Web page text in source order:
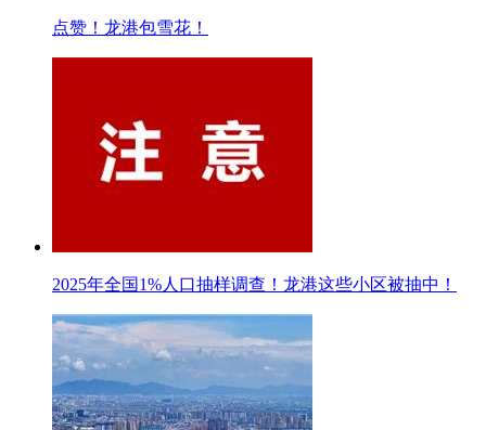
点赞！龙港包雪花！
2025年全国1%人口抽样调查！龙港这些小区被抽中！